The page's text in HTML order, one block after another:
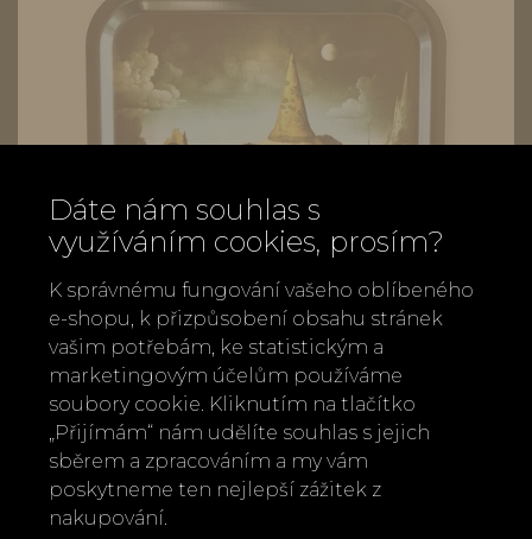
Tác čtveratý Jamida 32x32 cm Terapeut
990 Kč
Dáte nám souhlas s
využíváním cookies, prosím?
K správnému fungování vašeho oblíbeného
e-shopu, k přizpůsobení obsahu stránek
vašim potřebám, ke statistickým a
marketingovým účelům používáme
soubory cookie. Kliknutím na tlačítko
„Přijímám“ nám udělíte souhlas s jejich
sběrem a zpracováním a my vám
poskytneme ten nejlepší zážitek z
nakupování.